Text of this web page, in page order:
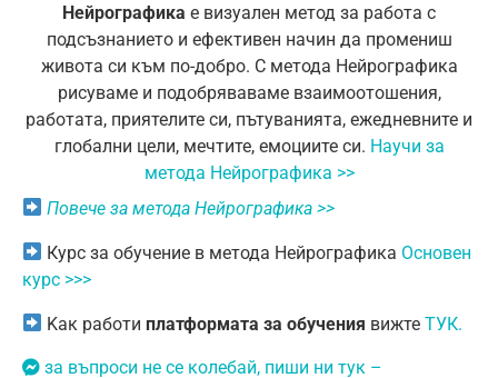
Нейрографика е визуален метод за работа с
подсъзнанието и ефективен начин да промениш
живота си към по-добро. С метода Нейрографика
рисуваме и подобряваваме взаимоотошения,
работата, приятелите си, пътуванията, ежедневните и
глобални цели, мечтите, емоциите си. Научи за
метода Нейрографика >>
Повече за метода Нейрографика >>
Курс за обучение в метода Нейрографика Основен
курс >>>
Kак работиплатформата за обучения вижтеТУК.
за въпроси не се колебай, пиши ни тук –